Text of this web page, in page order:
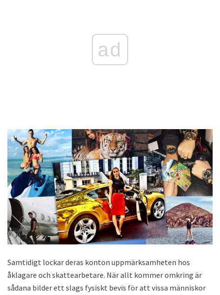
ad
Samtidigt lockar deras konton uppmärksamheten hos
åklagare och skattearbetare. När allt kommer omkring är
sådana bilder ett slags fysiskt bevis för att vissa människor